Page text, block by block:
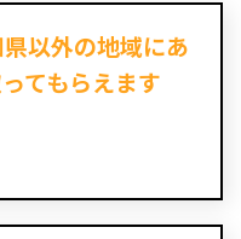
以外の地域にあ
てもらえます